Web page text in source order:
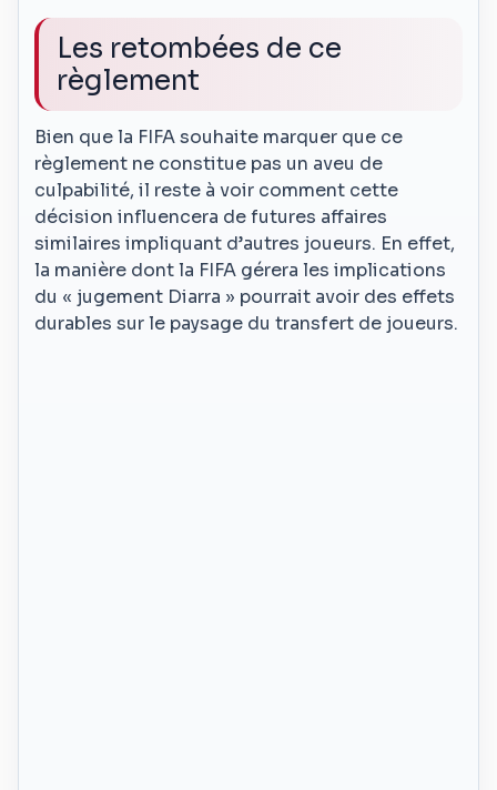
Les retombées de ce
règlement
Bien que la FIFA souhaite marquer que ce
règlement ne constitue pas un aveu de
culpabilité, il reste à voir comment cette
décision influencera de futures affaires
similaires impliquant d’autres joueurs. En effet,
la manière dont la FIFA gérera les implications
du « jugement Diarra » pourrait avoir des effets
durables sur le paysage du transfert de joueurs.